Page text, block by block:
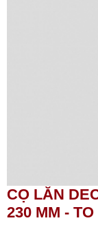
CỌ LĂN
230 MM - TO